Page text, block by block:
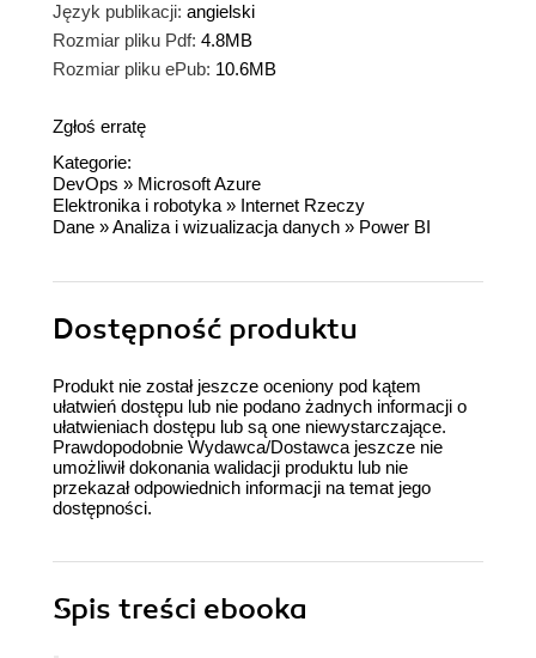
Język publikacji: angielski
Rozmiar pliku Pdf: 4.8MB
Rozmiar pliku ePub: 10.6MB
Zgłoś erratę
Kategorie:
DevOps » Microsoft Azure
Elektronika i robotyka » Internet Rzeczy
Dane »Analiza i wizualizacja danych » Power BI
Dostępność produktu
Produkt nie został jeszcze oceniony pod kątem
ułatwień dostępu lub nie podano żadnych informacji o
ułatwieniach dostępu lub są one niewystarczające.
Prawdopodobnie Wydawca/Dostawca jeszcze nie
umożliwił dokonania walidacji produktu lub nie
przekazał odpowiednich informacji na temat jego
dostępności.
Spis treści ebooka